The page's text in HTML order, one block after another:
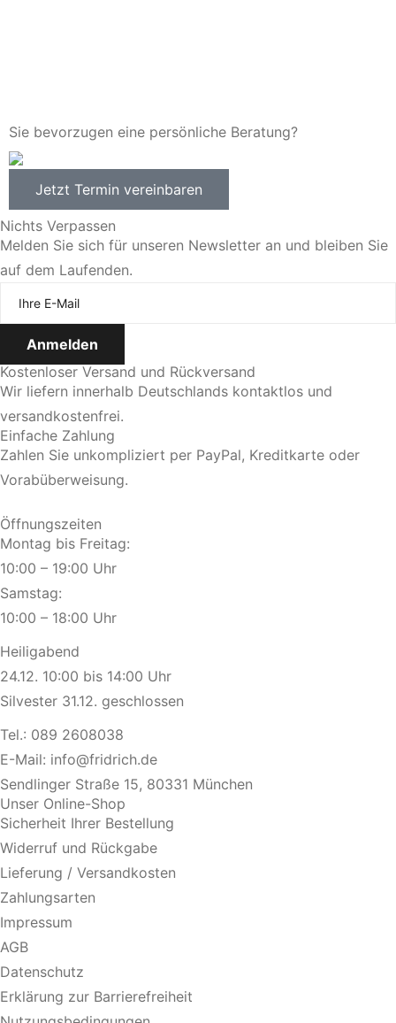
Sie bevorzugen eine persönliche Beratung?
Jetzt Termin vereinbaren
Nichts Verpassen
Melden Sie sich für unseren Newsletter an und bleiben Sie
auf dem Laufenden.
Kostenloser Versand und Rückversand
Wir liefern innerhalb Deutschlands kontaktlos und
versandkostenfrei.
Einfache Zahlung
Zahlen Sie unkompliziert per PayPal, Kreditkarte oder
Vorabüberweisung.
Öffnungszeiten
Montag bis Freitag:
10:00 – 19:00 Uhr
Samstag:
10:00 – 18:00 Uhr
Heiligabend
24.12. 10:00 bis 14:00 Uhr
Silvester 31.12. geschlossen
Tel.: 089 2608038
E-Mail: info@fridrich.de
Sendlinger Straße 15, 80331 München
Unser Online-Shop
Sicherheit Ihrer Bestellung
Widerruf und Rückgabe
Lieferung / Versandkosten
Zahlungsarten
Impressum
AGB
Datenschutz
Erklärung zur Barrierefreiheit